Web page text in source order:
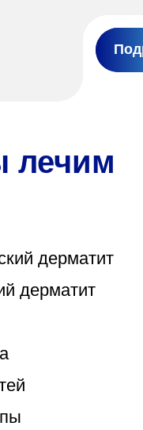
лечим
дерматит
дерматит